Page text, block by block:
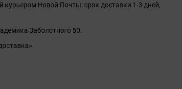
курьером Новой Почты: срок доставки 1-3 дней,
Заболотного 50.